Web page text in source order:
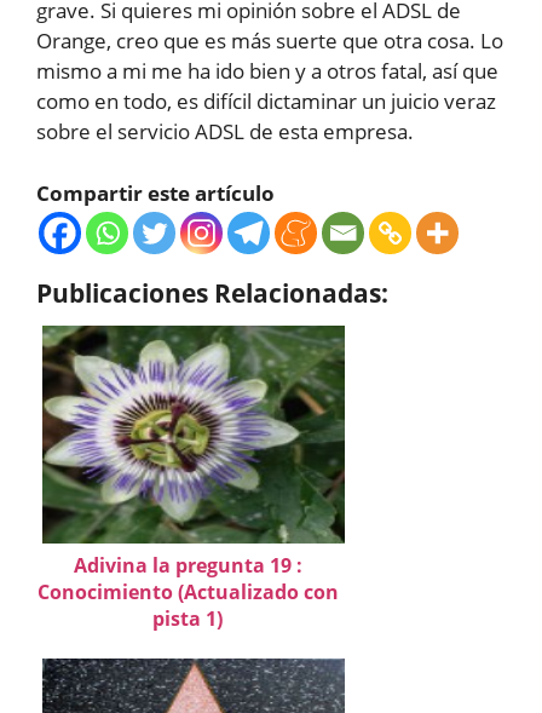
grave. Si quieres mi opinión sobre el ADSL de
Orange, creo que es más suerte que otra cosa. Lo
mismo a mi me ha ido bien y a otros fatal, así que
como en todo, es difícil dictaminar un juicio veraz
sobre el servicio ADSL de esta empresa.
Compartir este artículo
Publicaciones Relacionadas:
Adivina la pregunta 19 :
Conocimiento (Actualizado con
pista 1)